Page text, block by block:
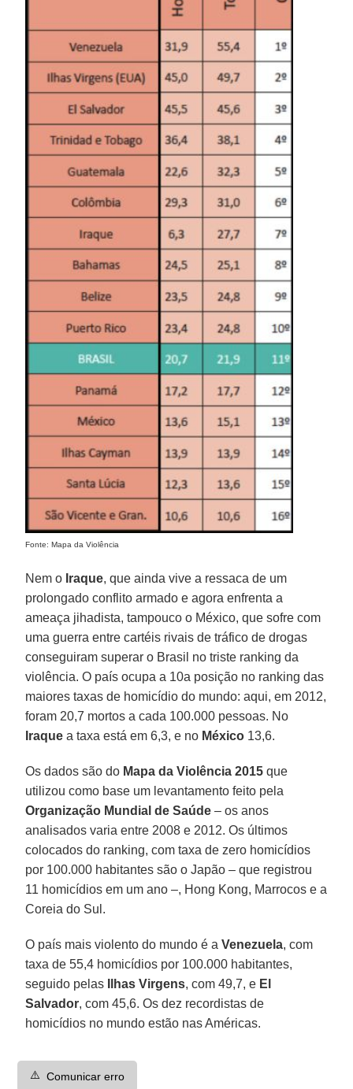
Fonte: Mapa da Violência
Nem o Iraque, que ainda vive a ressaca de um
prolongado conflito armado e agora enfrenta a
ameaça jihadista, tampouco o México, que sofre com
uma guerra entre cartéis rivais de tráfico de drogas
conseguiram superar o Brasil no triste ranking da
violência. O país ocupa a 10a posição no ranking das
maiores taxas de homicídio do mundo: aqui, em 2012,
foram 20,7 mortos a cada 100.000 pessoas. No
Iraque a taxa está em 6,3, e no México 13,6.
Os dados são do Mapa da Violência 2015 que
utilizou como base um levantamento feito pela
Organização Mundial de Saúde – os anos
analisados varia entre 2008 e 2012. Os últimos
colocados do ranking, com taxa de zero homicídios
por 100.000 habitantes são o Japão – que registrou
11 homicídios em um ano –, Hong Kong, Marrocos e a
Coreia do Sul.
O país mais violento do mundo é aVenezuela, com
taxa de 55,4 homicídios por 100.000 habitantes,
seguido pelas
Ilhas Virgens, com 49,7, e El
Salvador, com 45,6. Os dez recordistas de
homicídios no mundo estão nas Américas.
⚠️ Comunicar erro